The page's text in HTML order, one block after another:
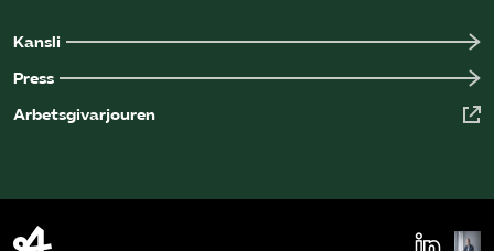
Kansli
Press
Arbetsgivarjouren